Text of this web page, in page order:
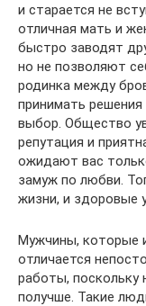
и старается не
отличная мать и
быстро заводят
но не позволяют
родинка между
принимать
выбор. Общество
репутация и
ожидают вас
замуж по любви.
жизни, и здоровые
Мужчины, которые
отличается
работы, поскольку
получше. Такие